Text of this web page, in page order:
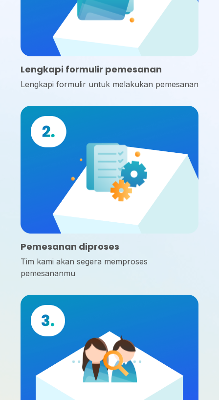
Lengkapi formulir pemesanan
Lengkapi formulir untuk melakukan pemesanan
Pemesanan diproses
Tim kami akan segera memproses
pemesananmu